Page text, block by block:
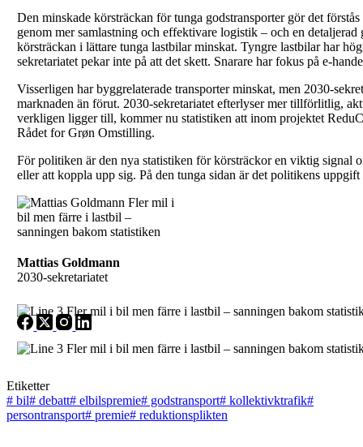
Den minskade körsträckan för tunga godstransporter gör det
genom mer samlastning och effektivare logistik – och en
körsträckan i lättare tunga lastbilar minskat. Tyngre lastbilar har
sekretariatet pekar inte på att det skett. Snarare har fokus på e-
Visserligen har byggrelaterade transporter minskat, men 2030-
marknaden än förut. 2030-sekretariatet efterlyser mer tillförlitlig,
verkligen ligger till, kommer nu statistiken att inom projektet
Rådet for Grøn Omstilling.
För politiken är den nya statistiken för körsträckor en viktig signal
eller att koppla upp sig. På den tunga sidan är det politikens
Mattias Goldmann
2030-sekretariatet
Etiketter
# bil# debatt# elbilspremie# godstransport# kollektivktrafik#
persontransport# premie# reduktionsplikten